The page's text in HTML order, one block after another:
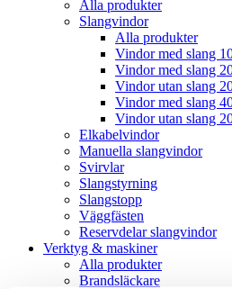
Alla produkter
Slangvindor
Alla produkter
Vindor med slang
Vindor med slang
Vindor utan slang
Vindor med slang
Vindor utan slang
Elkabelvindor
Manuella slangvindor
Svirvlar
Slangstyrning
Slangstopp
Väggfästen
Reservdelar slangvindor
Verktyg & maskiner
Alla produkter
Brandsläckare